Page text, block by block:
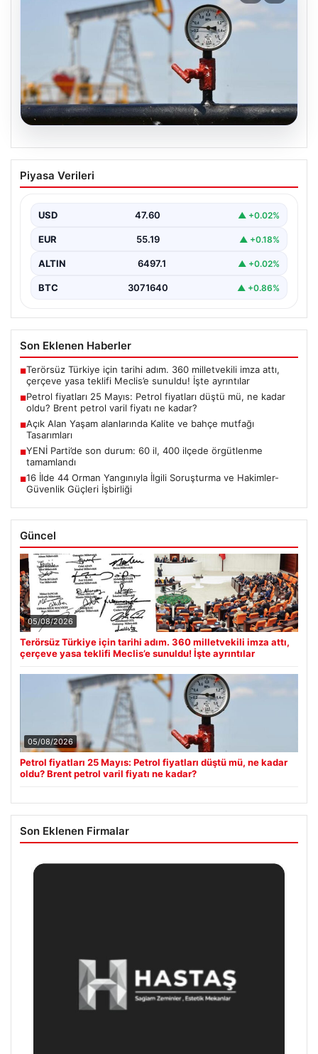
05.08.2026
Petrol fiyatları 25 Mayıs: Petrol fiyatları
düştü mü, ne kadar oldu? Brent petrol
Piyasa Verileri
USD 47.60 ▲ +0.02%
EUR 55.19 ▲ +0.18%
ALTIN 6497.1 ▲ +0.02%
BTC 3071640 ▲ +0.86%
Son Eklenen Haberler
■Terörsüz Türkiye için tarihi adım. 360 milletvekili imza attı,
çerçeve yasa teklifi Meclis’e sunuldu! İşte ayrıntılar
■Petrol fiyatları 25 Mayıs: Petrol fiyatları düştü mü, ne kadar
oldu? Brent petrol varil fiyatı ne kadar?
■Açık Alan Yaşam alanlarında Kalite ve bahçe mutfağı
Tasarımları
■YENİ Parti’de son durum: 60 il, 400 ilçede örgütlenme
tamamlandı
■16 İlde 44 Orman Yangınıyla İlgili Soruşturma ve Hakimler-
Güvenlik Güçleri İşbirliği
Güncel
05/08/2026
Terörsüz Türkiye için tarihi adım. 360 milletvekili imza attı,
çerçeve yasa teklifi Meclis’e sunuldu! İşte ayrıntılar
05/08/2026
Petrol fiyatları 25 Mayıs: Petrol fiyatları düştü mü, ne kadar
oldu? Brent petrol varil fiyatı ne kadar?
Son Eklenen Firmalar